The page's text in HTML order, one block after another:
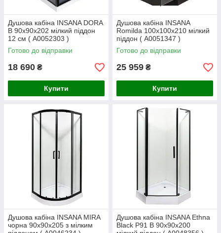
Душова кабіна INSANA DORA
B 90x90x202 мілкий піддон
12 см ( А0052303 )
Готово до відправки
18 690 ₴
Купити
Душова кабіна INSANA
Romilda 100x100x210 мілкий
піддон ( А0051347 )
Готово до відправки
25 959 ₴
Купити
Душова кабіна INSANA MIRA
чорна 90x90x205 з мілким
Душова кабіна INSANA Ethna
Black P91 B 90x90x200